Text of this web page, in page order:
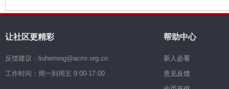
让社区更精彩
反馈建议：liuheming@acmi.org.cn
工作时间：周一到周五 9:00-17:00
帮助中心
新人必看
意见反馈